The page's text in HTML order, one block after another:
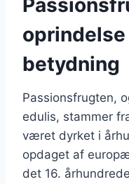
betydning
Passionsfrugten,
edulis, stammer
været dyrket i
opdaget af
det 16.